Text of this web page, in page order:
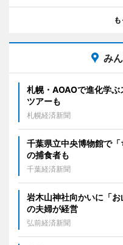
み
札幌・AOAOで進化学
ツアーも
札幌経済新聞
千葉県立中央博物館で
の捕食者も
千葉経済新聞
岩木山神社向かいに「
の夫婦が経営
弘前経済新聞